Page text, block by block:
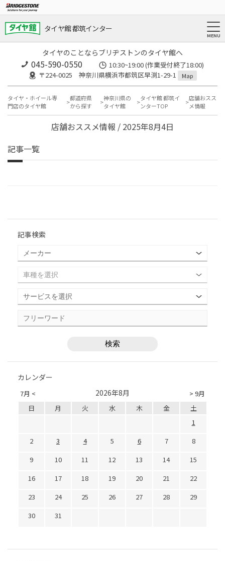
タイヤ館 都筑インター
タイヤのことならブリヂストンのタイヤ館へ
045-590-0550
10:30~19:00 (作業受付終了18:00)
〒224-0025 神奈川県横浜市都筑区早渕1-29-1
Map
タイヤ・ホイール専
門店のタイヤ館
都道府県
から探す
神奈川県の
タイヤ館
タイヤ館 都筑イ
ンターTOP
店舗おスス
メ情報
店舗おススメ情報 / 2025年8月4日
記事一覧
記事検索
カレンダー
7月 < > 9月
2026年8月
日 月 火 水 木 金
土
1
2
3 4 5 6 7
8
9
10 11 12 13 14
15
16
17 18 19 20 21
22
23
24 25 26 27 28
29
30
31